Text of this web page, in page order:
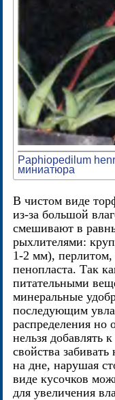
Paphiopedilum
миниатюра
В чистом виде
из-за большой
смешивают в
рыхлителями:
1-2 мм),
пенопласта. Так
питательными
минеральные
последующим
распределения
нельзя добавлять
свойства
на дне, нарушая
виде кусочков
для увеличения